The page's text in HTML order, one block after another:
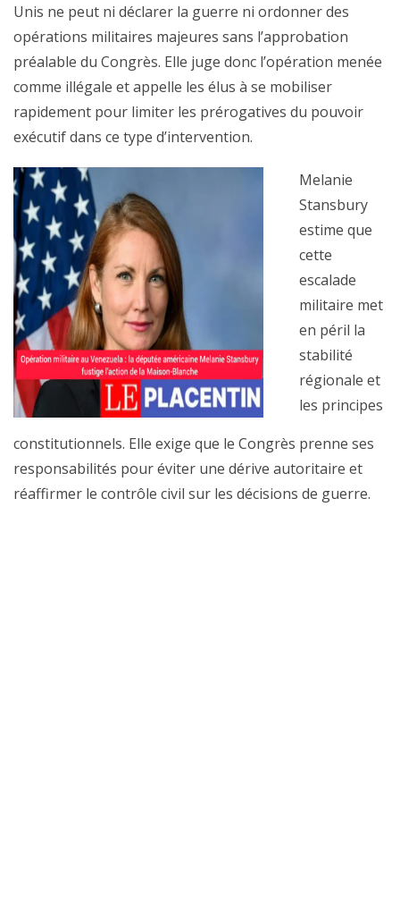
Unis ne peut ni déclarer la guerre ni ordonner des
opérations militaires majeures sans l’approbation
préalable du Congrès. Elle juge donc l’opération menée
comme illégale et appelle les élus à se mobiliser
rapidement pour limiter les prérogatives du pouvoir
exécutif dans ce type d’intervention.
Melanie
Stansbury
estime que
cette
escalade
militaire met
en péril la
stabilité
régionale et
les principes
constitutionnels. Elle exige que le Congrès prenne ses
responsabilités pour éviter une dérive autoritaire et
réaffirmer le contrôle civil sur les décisions de guerre.